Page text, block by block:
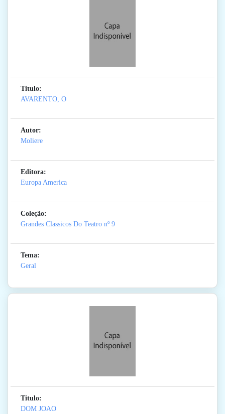
Titulo:
AVARENTO, O
Autor:
Moliere
Editora:
Europa America
Coleção:
Grandes Classicos Do Teatro nº 9
Tema:
Geral
Titulo:
DOM JOAO